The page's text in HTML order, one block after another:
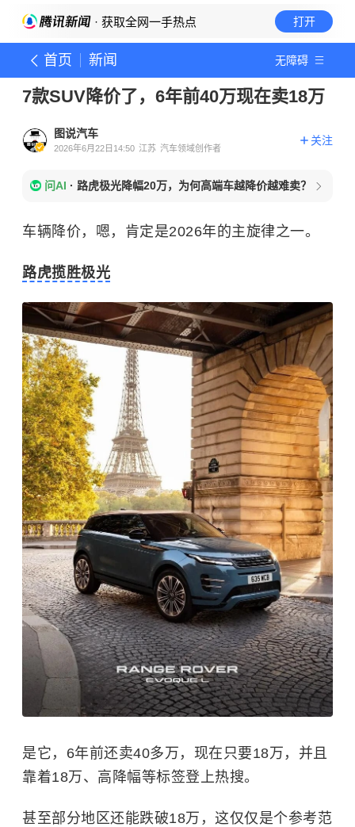
· 获取全网一手热点 打开
首页 新闻 无障碍
7款SUV降价了，6年前40万现在卖18万
图说汽车
2026年6月22日14:50 江苏 汽车领域创作者
关注
问AI · 路虎极光降幅20万，为何高端车越降价越难卖？
车辆降价，嗯，肯定是2026年的主旋律之一。
路虎揽胜极光
是它，6年前还卖40多万，现在只要18万，并且
靠着18万、高降幅等标签登上热搜。
甚至部分地区还能跌破18万，这仅仅是个参考范